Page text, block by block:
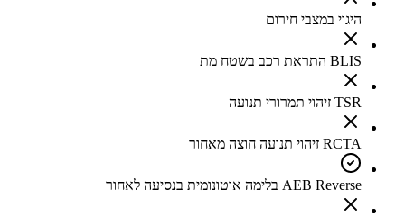
היגוי במצבי חירום
BLIS התראת רכב בשטח מת
TSR זיהוי תמרורי תנועה
RCTA זיהוי תנועה חוצה מאחור
AEB Reverse בלימה אוטונומית בנסיעה לאחור